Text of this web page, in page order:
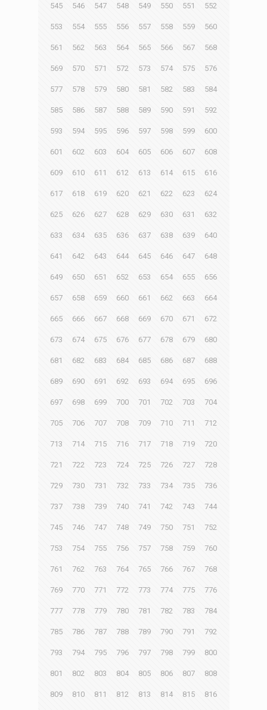
545 546 547 548 549 550 551 552
553 554 555 556 557 558 559 560
561 562 563 564 565 566 567 568
569 570 571 572 573 574 575 576
577 578 579 580 581 582 583 584
585 586 587 588 589 590 591 592
593 594 595 596 597 598 599 600
601 602 603 604 605 606 607 608
609 610 611 612 613 614 615 616
617 618 619 620 621 622 623 624
625 626 627 628 629 630 631 632
633 634 635 636 637 638 639 640
641 642 643 644 645 646 647 648
649 650 651 652 653 654 655 656
657 658 659 660 661 662 663 664
665 666 667 668 669 670 671 672
673 674 675 676 677 678 679 680
681 682 683 684 685 686 687 688
689 690 691 692 693 694 695 696
697 698 699 700 701 702 703 704
705 706 707 708 709 710 711 712
713 714 715 716 717 718 719 720
721 722 723 724 725 726 727 728
729 730 731 732 733 734 735 736
737 738 739 740 741 742 743 744
745 746 747 748 749 750 751 752
753 754 755 756 757 758 759 760
761 762 763 764 765 766 767 768
769 770 771 772 773 774 775 776
777 778 779 780 781 782 783 784
785 786 787 788 789 790 791 792
793 794 795 796 797 798 799 800
801 802 803 804 805 806 807 808
809 810 811 812 813 814 815 816